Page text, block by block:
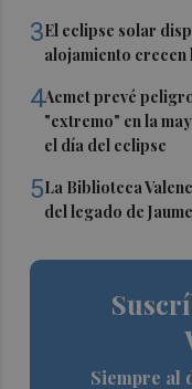
3El eclipse solar
alojamiento crecen
4Aemet prevé
"extremo" en la
el día del eclipse
5La Biblioteca
del legado de
Siempre al